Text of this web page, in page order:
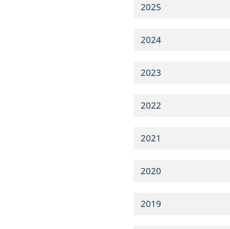
2025
2024
2023
2022
2021
2020
2019